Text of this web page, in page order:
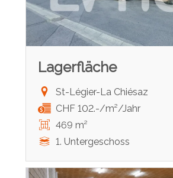
Lagerfläche
St-Légier-La Chiésaz
CHF 102.-/m²/Jahr
469 m²
1. Untergeschoss